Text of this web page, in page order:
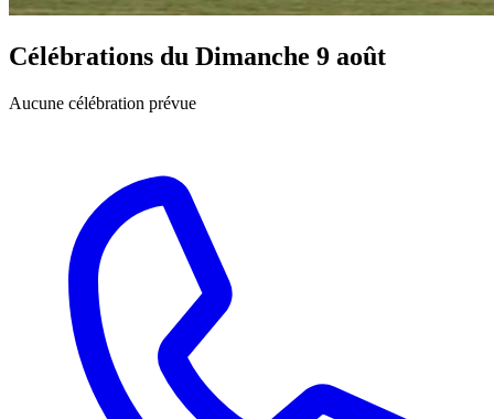
Célébrations du Dimanche 9 août
Aucune célébration prévue